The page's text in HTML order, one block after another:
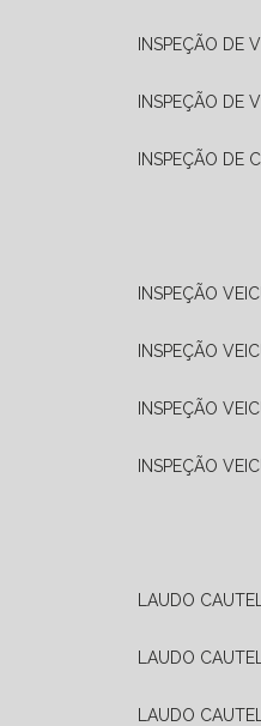
INSPEÇÃO DE
INSPEÇÃO DE
INSPEÇÃO DE
INSPEÇÃO
INSPEÇÃO
INSPEÇÃO
INSPEÇÃO
LAUDO
LAUDO
LAUDO